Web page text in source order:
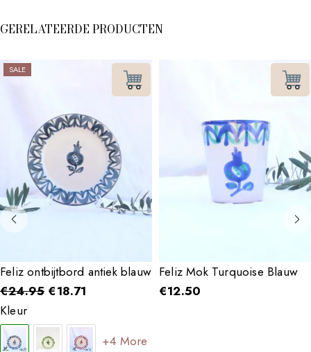
GERELATEERDE PRODUCTEN
SALE
Feliz ontbijtbord antiek blauw
€24.95 €18.71
Kleur
+4 More
Feliz Mok Turquoise Blauw
€12.50